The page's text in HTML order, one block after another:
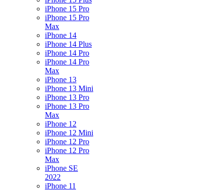
iPhone 15 Pro
iPhone 15 Pro
Max
iPhone 14
iPhone 14 Plus
iPhone 14 Pro
iPhone 14 Pro
Max
iPhone 13
iPhone 13 Mini
iPhone 13 Pro
iPhone 13 Pro
Max
iPhone 12
iPhone 12 Mini
iPhone 12 Pro
iPhone 12 Pro
Max
iPhone SE
2022
iPhone 11